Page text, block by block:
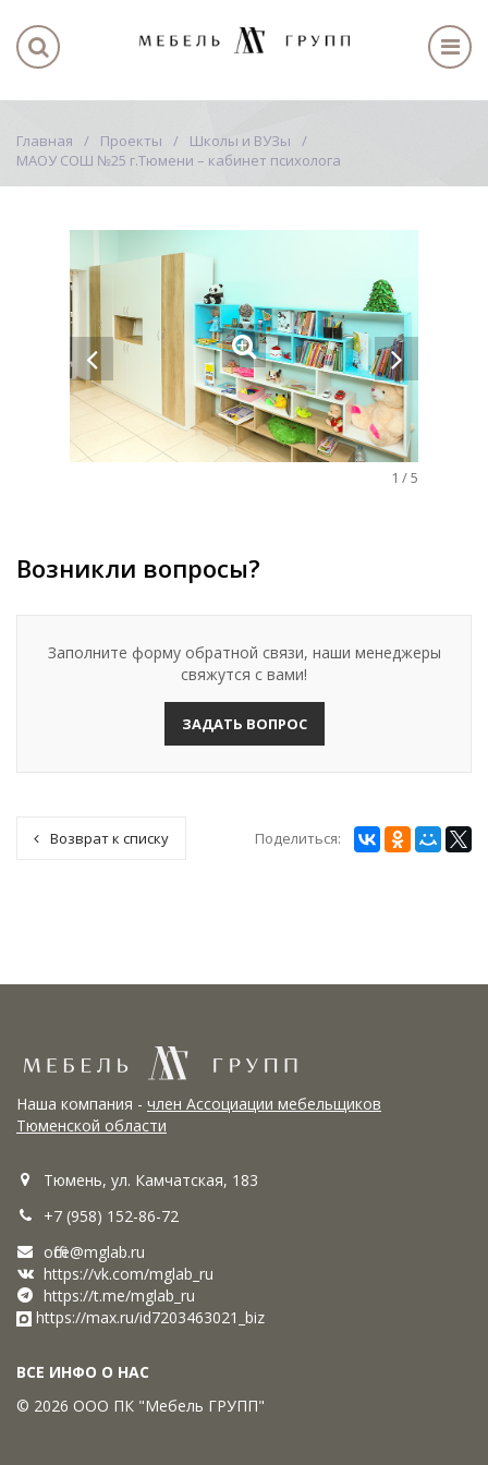
Главная Проекты
Школы и ВУЗы
МАОУ СОШ №25 г.Тюмени – кабинет психолога
1 /5
Возникли вопросы?
Заполните форму обратной связи, наши менеджеры
свяжутся с вами!
ЗАДАТЬ ВОПРОС
Возврат к списку Поделиться:
Наша компания - член Ассоциации мебельщиков
Тюменской области
Тюмень, ул. Камчатская, 183
+7 (958) 152-86-72
office@mglab.ru
https://vk.com/mglab_ru
https://t.me/mglab_ru
https://max.ru/id7203463021_biz
ВСЕ ИНФО О НАС
© 2026 ООО ПК "Мебель ГРУПП"